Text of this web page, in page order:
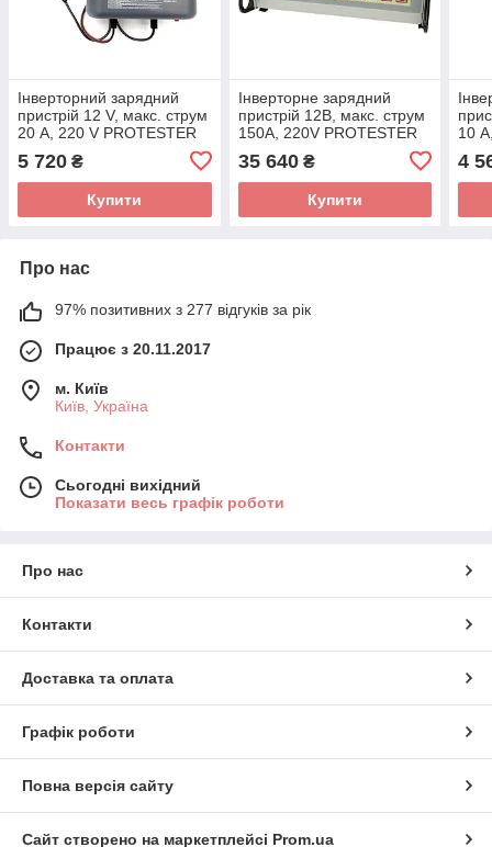
Інверторний зарядний
пристрій 12 V, макс. струм
20 A, 220 V PROTESTER
5 720 ₴
Купити
Інверторне зарядний
пристрій 12В, макс. струм
150A, 220V PROTESTER
35 640₴
Купити
10
4
Про нас
97% позитивних з 277 відгуків за рік
Працює з 20.11.2017
м. Київ
Київ, Україна
Контакти
Сьогодні вихідний
Показати весь графік роботи
Про нас
Контакти
Доставка та оплата
Графік роботи
Повна версія сайту
Сайт створено на маркетплейсі Prom.ua